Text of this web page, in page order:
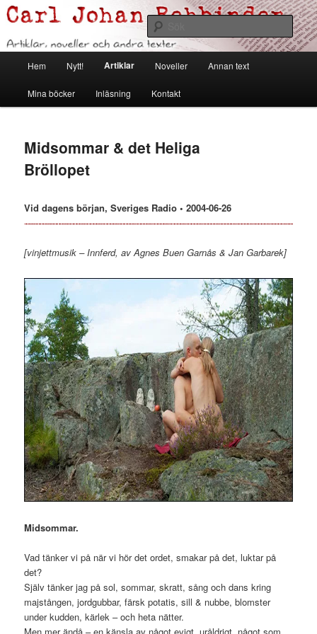
Hoppa
till
primärt
innehållCarl Johan Rehbinder
Artiklar, noveller och andra texter
Sök
Hem Nytt! Artiklar Noveller Annan text
Mina böcker Inläsning Kontakt
Midsommar & det Heliga
Bröllopet
Vid dagens början, Sveriges Radio • 2004-06-26
[vinjettmusik – Innferd, av Agnes Buen Garnås & Jan Garbarek]
Midsommar.
Vad tänker vi på när vi hör det ordet, smakar på det, luktar på
det?
Själv tänker jag på sol, sommar, skratt, sång och dans kring
majstången, jordgubbar, färsk potatis, sill & nubbe, blomster
under kudden, kärlek – och heta nätter.